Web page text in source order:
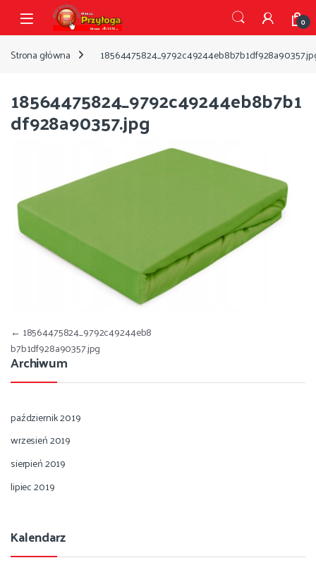
Przejdź do nawigacji
Przejdź do treści
Open 0
Strona główna
18564475824_9792c49244eb8b7b1
df928a90357.jpg
Nawigacja wpisu
← 18564475824_9792c49244eb8
b7b1df928a90357.jpg
Archiwum
październik 2019
wrzesień 2019
sierpień 2019
lipiec 2019
Kalendarz